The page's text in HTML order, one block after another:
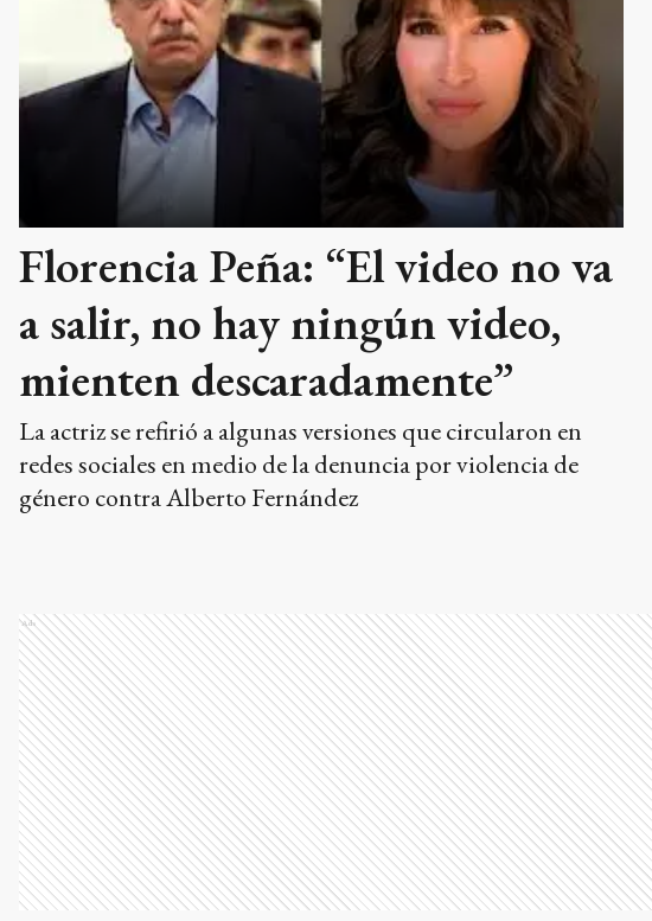
Florencia Peña: “El video no va
a salir, no hay ningún video,
mienten descaradamente”
La actriz se refirió a algunas versiones que circularon en
redes sociales en medio de la denuncia por violencia de
género contra Alberto Fernández
Ads